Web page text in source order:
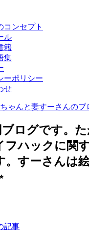
コンセプト
ル
籍
集
ーポリシー
せ
ゃんと妻すーさんのブ
ブログです。
フハックに関
。すーさんは
記事